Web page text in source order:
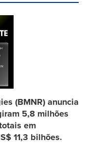
(BMNR) anuncia
5,8 milhões
em
11,3 bilhões.